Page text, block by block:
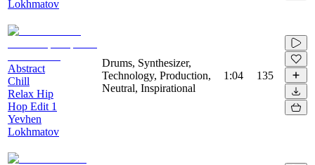
Lokhmatov
Abstract
Chill
Relax Hip
Hop Edit 1
Yevhen
Lokhmatov
Drums, Synthesizer,
Technology, Production,
Neutral, Inspirational
1:04 135